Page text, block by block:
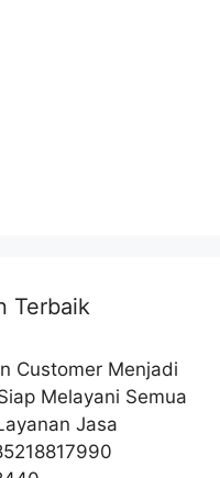
Terbaik
Customer Menjadi
Melayani Semua
Jasa